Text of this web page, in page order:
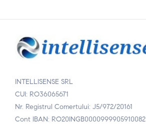
INTELLISENSE SRL
CUI: RO36065671
Nr. Registrul Comertului: J5/972/20161
Cont IBAN: RO20INGB0000999905910082